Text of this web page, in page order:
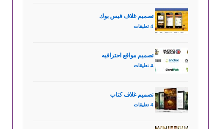
تصميم غلاف فيس بوك
4 تعليقات
تصميم مواقع احترافيه
4 تعليقات
تصميم غلاف كتاب
4 تعليقات